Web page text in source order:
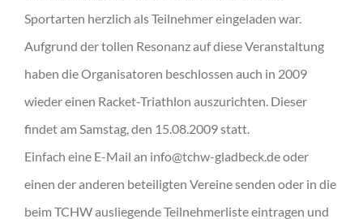
Sportarten herzlich als Teilnehmer eingeladen war.
Aufgrund der tollen Resonanz auf diese Veranstaltung
haben die Organisatoren beschlossen auch in 2009
wieder einen Racket-Triathlon auszurichten. Dieser
findet am Samstag, den 15.08.2009 statt.
Einfach eine E-Mail an info@tchw-gladbeck.de oder
einen der anderen beteiligten Vereine senden oder in die
beim TCHW ausliegende Teilnehmerliste eintragen und